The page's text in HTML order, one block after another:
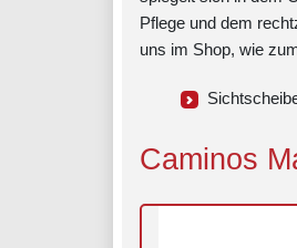
Pflege und dem
uns im Shop, wie
Caminos